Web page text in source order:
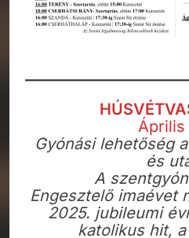
Április
Gyónási lehetőség
és
A
Engesztelő imaévet
2025. jubileumi
katolikus hit,